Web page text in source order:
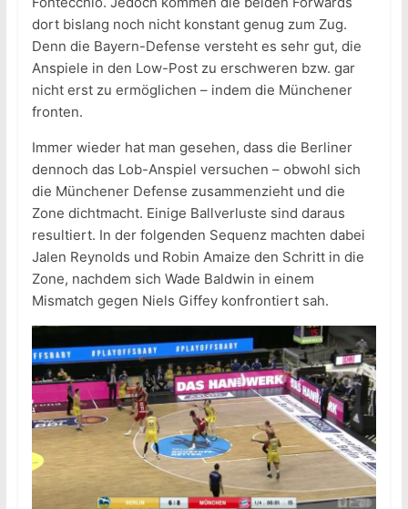
dort bislang noch nicht konstant genug zum Zug.
Denn die Bayern-Defense versteht es sehr gut, die
Anspiele in den Low-Post zu erschweren bzw. gar
nicht erst zu ermöglichen – indem die Münchener
fronten.
Immer wieder hat man gesehen, dass die Berliner
dennoch das Lob-Anspiel versuchen – obwohl sich
die Münchener Defense zusammenzieht und die
Zone dichtmacht. Einige Ballverluste sind daraus
resultiert. In der folgenden Sequenz machten dabei
Jalen Reynolds und Robin Amaize den Schritt in die
Zone, nachdem sich Wade Baldwin in einem
Mismatch gegen Niels Giffey konfrontiert sah.